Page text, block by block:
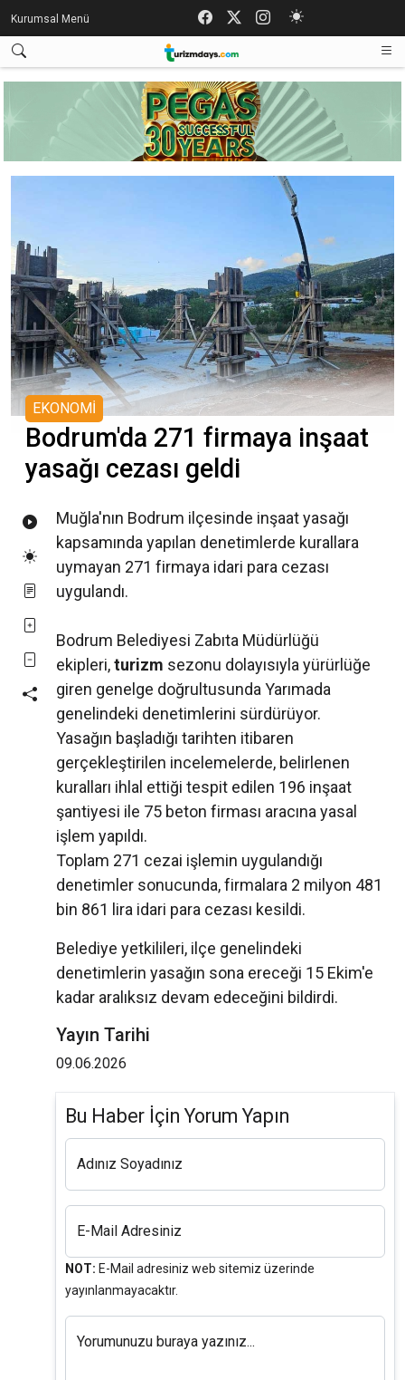
Kurumsal Menü
EKONOMİ
Bodrum'da 271 firmaya inşaat
yasağı cezası geldi
Muğla'nın Bodrum ilçesinde inşaat yasağı
kapsamında yapılan denetimlerde kurallara
uymayan 271 firmaya idari para cezası
uygulandı.
Bodrum Belediyesi Zabıta Müdürlüğü
ekipleri,turizm sezonu dolayısıyla yürürlüğe
giren genelge doğrultusunda Yarımada
genelindeki denetimlerini sürdürüyor.
Yasağın başladığı tarihten itibaren
gerçekleştirilen incelemelerde, belirlenen
kuralları ihlal ettiği tespit edilen 196 inşaat
şantiyesi ile 75 beton firması aracına yasal
işlem yapıldı.
Toplam 271 cezai işlemin uygulandığı
denetimler sonucunda, firmalara 2 milyon 481
bin 861 lira idari para cezası kesildi.
Belediye yetkilileri, ilçe genelindeki
denetimlerin yasağın sona ereceği 15 Ekim'e
kadar aralıksız devam edeceğini bildirdi.
Yayın Tarihi
09.06.2026
Bu Haber İçin Yorum Yapın
Adınız Soyadınız
E-Mail Adresiniz
NOT: E-Mail adresiniz web sitemiz üzerinde
yayınlanmayacaktır.
Yorumunuzu buraya yazınız...